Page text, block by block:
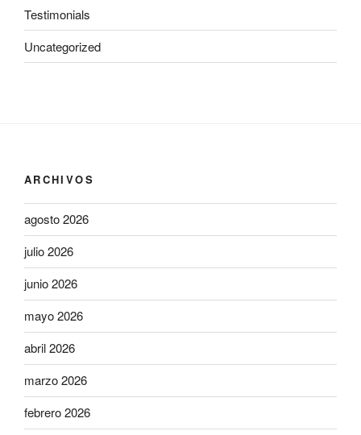
Testimonials
Uncategorized
ARCHIVOS
agosto 2026
julio 2026
junio 2026
mayo 2026
abril 2026
marzo 2026
febrero 2026